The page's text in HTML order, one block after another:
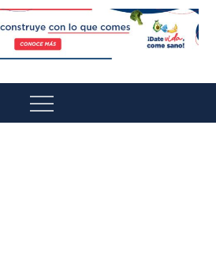
Menu